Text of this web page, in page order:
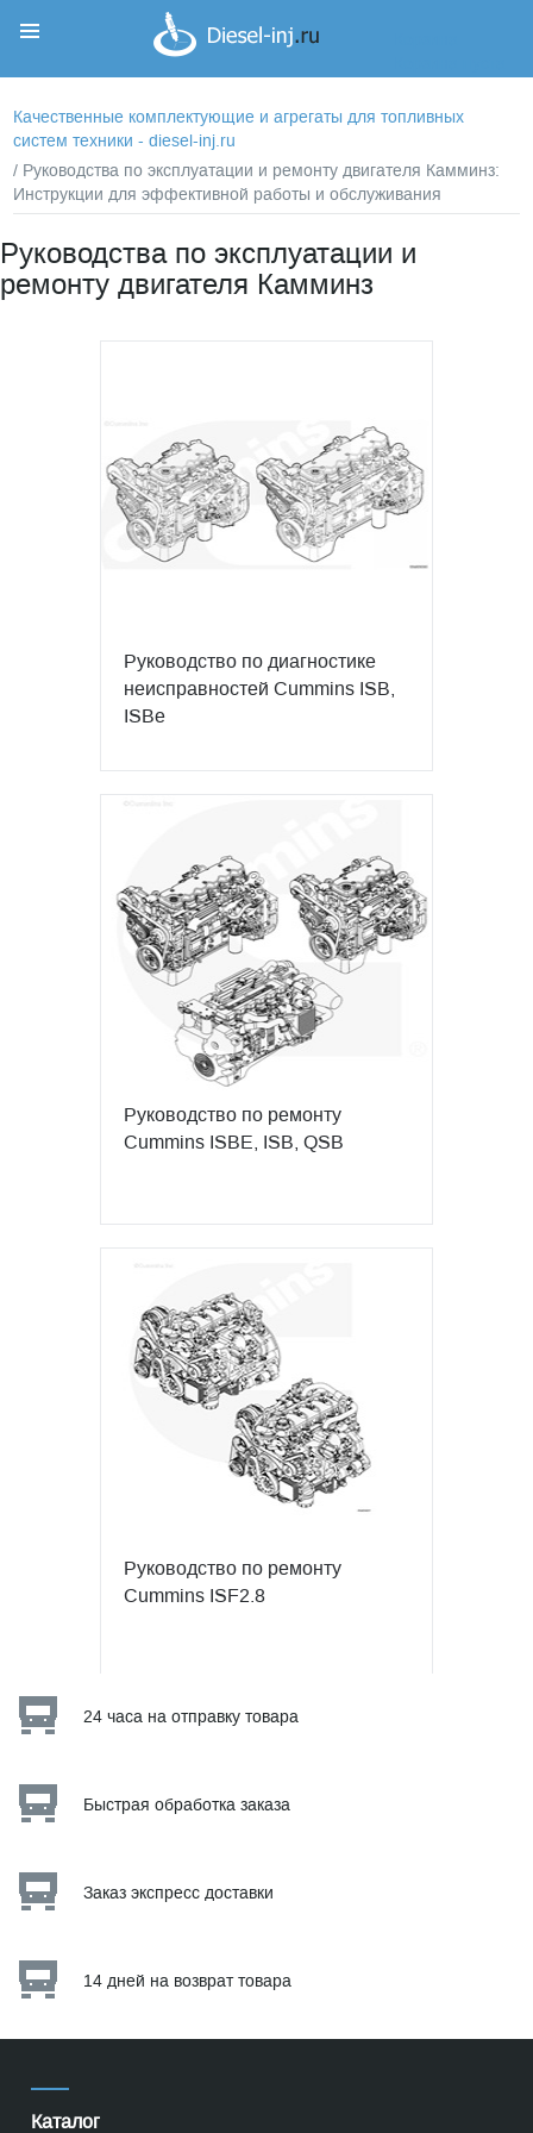
Качественные комплектующие и агрегаты для топливных
систем техники - diesel-inj.ru
/ Руководства по эксплуатации и ремонту двигателя Камминз:
Инструкции для эффективной работы и обслуживания
Руководства по эксплуатации и
ремонту двигателя Камминз
Руководство по диагностике
неисправностей Cummins ISB,
ISBe
Руководство по ремонту
Cummins ISBE, ISB, QSB
Руководство по ремонту
Cummins ISF2.8
24 часа на отправку товара
Быстрая обработка заказа
Заказ экспресс доставки
14 дней на возврат товара
Каталог